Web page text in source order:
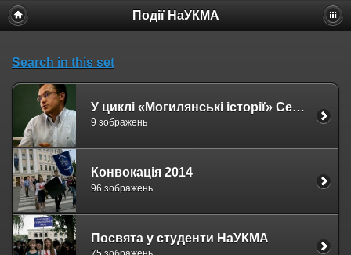
Події НаУКМА
Search in this set
У циклі «Могилянські історії» Сергій Сегеда, керуючий партнер Центру клітинної терапії «ЕмСелл»
9 зображень
Конвокація 2014
96 зображень
Посвята у студенти НаУКМА